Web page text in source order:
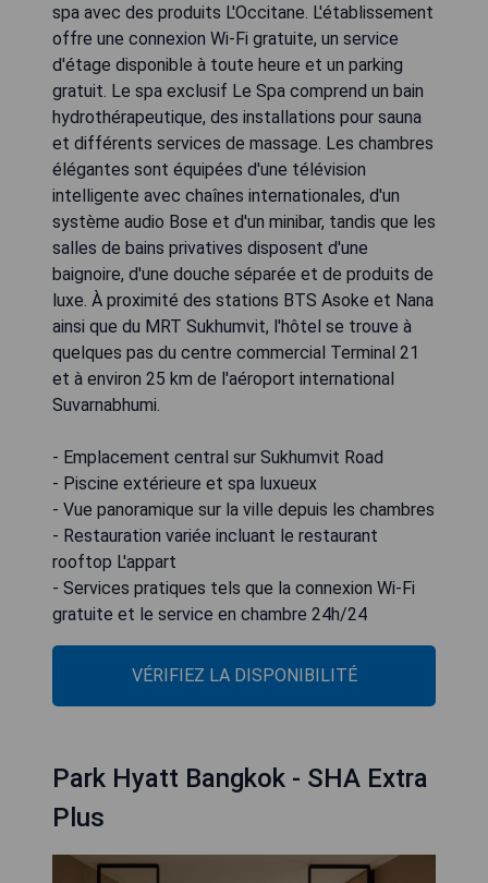
spa avec des produits L'Occitane. L'établissement
offre une connexion Wi-Fi gratuite, un service
d'étage disponible à toute heure et un parking
gratuit. Le spa exclusif Le Spa comprend un bain
hydrothérapeutique, des installations pour sauna
et différents services de massage. Les chambres
élégantes sont équipées d'une télévision
intelligente avec chaînes internationales, d'un
système audio Bose et d'un minibar, tandis que les
salles de bains privatives disposent d'une
baignoire, d'une douche séparée et de produits de
luxe. À proximité des stations BTS Asoke et Nana
ainsi que du MRT Sukhumvit, l'hôtel se trouve à
quelques pas du centre commercial Terminal 21
et à environ 25 km de l'aéroport international
Suvarnabhumi.
- Emplacement central sur Sukhumvit Road
- Piscine extérieure et spa luxueux
- Vue panoramique sur la ville depuis les chambres
- Restauration variée incluant le restaurant
rooftop L'appart
- Services pratiques tels que la connexion Wi-Fi
gratuite et le service en chambre 24h/24
VÉRIFIEZ LA DISPONIBILITÉ
Park Hyatt Bangkok - SHA Extra
Plus